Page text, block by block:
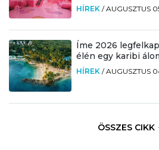
HÍREK /AUGUSZTUS
Íme 2026
élén egy karibi
HÍREK /AUGUSZTUS
ÖSSZES CIKK